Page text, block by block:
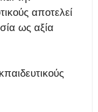
αποτελεί
ως αξία